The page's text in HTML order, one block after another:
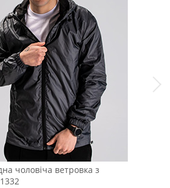
чоловіча ветровка з